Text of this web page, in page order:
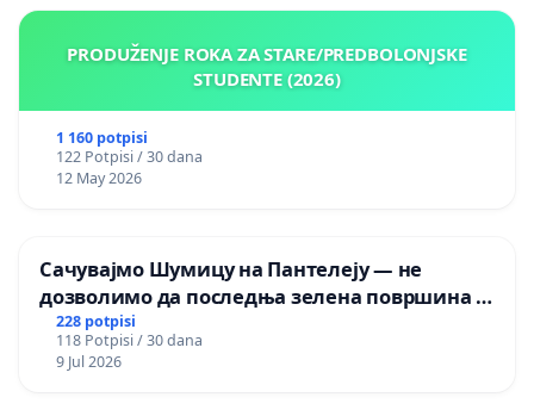
PRODUŽENJE ROKA ZA STARE/PREDBOLONJSKE
STUDENTE (2026)
1 160 potpisi
122 Potpisi / 30 dana
12 May 2026
Сачувајмо Шумицу на Пантелеју — не
дозволимо да последња зелена површина у
Мавровској постане депонија
228 potpisi
118 Potpisi / 30 dana
9 Jul 2026